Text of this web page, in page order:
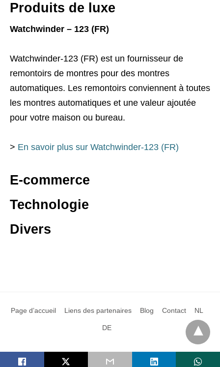
Produits de luxe
Watchwinder – 123 (FR)
Watchwinder-123 (FR) est un fournisseur de
remontoirs de montres pour des montres
automatiques. Les remontoirs conviennent à toutes
les montres automatiques et une valeur ajoutée
pour votre maison ou bureau.
> En savoir plus sur Watchwinder-123 (FR)
E-commerce
Technologie
Divers
Page d’accueil Liens des partenaires Blog Contact NL
DE